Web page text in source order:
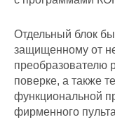
Отдельный блок
защищенному от
преобразователю
поверке, а также
функциональной
фирменного